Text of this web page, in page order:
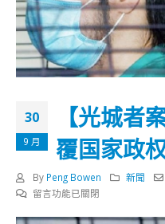
30
9 月
【光城者
覆国家政
By Peng Bowen 新聞
在
留言功能已關閉